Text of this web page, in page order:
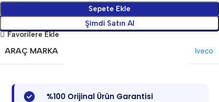
Sepete Ekle
Şimdi Satın Al
Favorilere Ekle
ARAÇ MARKA Iveco
%100 Orijinal Ürün Garantisi